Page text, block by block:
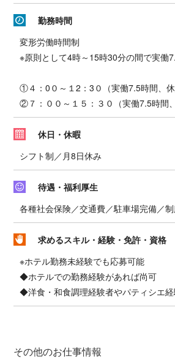
勤務時間
変形労働時間制
※原則として4時～15時30分の間で実働
①４：0０～１2：3０（実働7.5時間、休
②７：００～１５：３０（実働7.5時間
休日・休暇
シフト制／月8日休み
待遇・福利厚生
各種社会保険／交通費／駐車場完備／
求めるスキル・経験・免許・資格
※ホテル勤務未経験でも応募可能
◆ホテルでの勤務経験があれば尚可
◆洋食・和食調理経験者やパティシエ
その他のお仕事情報